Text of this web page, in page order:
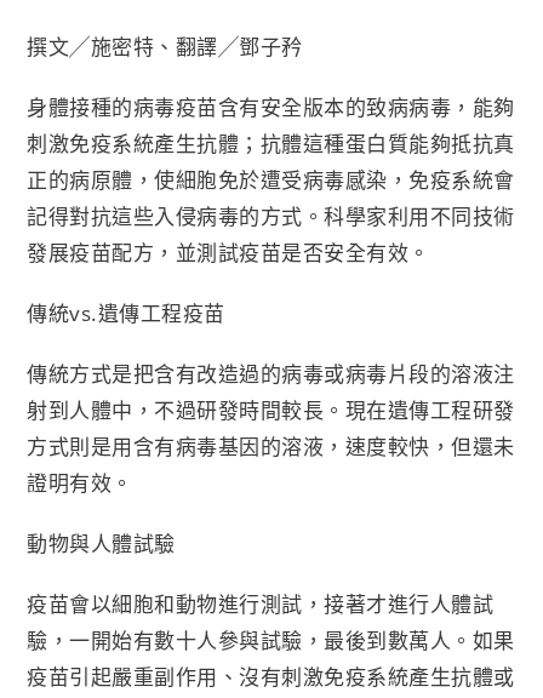
c
b
o
o
k
n
i
t
r
p
L
i
k
i
t
撰文╱施密特、翻譯╱鄧子矜
身體接種的病毒疫苗含有安全版本的致病病毒，能夠
刺激免疫系統產生抗體；抗體這種蛋白質能夠抵抗真
正的病原體，使細胞免於遭受病毒感染，免疫系統會
記得對抗這些入侵病毒的方式。科學家利用不同技術
發展疫苗配方，並測試疫苗是否安全有效。
傳統vs.遺傳工程疫苗
傳統方式是把含有改造過的病毒或病毒片段的溶液注
射到人體中，不過研發時間較長。現在遺傳工程研發
方式則是用含有病毒基因的溶液，速度較快，但還未
證明有效。
動物與人體試驗
疫苗會以細胞和動物進行測試，接著才進行人體試
驗，一開始有數十人參與試驗，最後到數萬人。如果
疫苗引起嚴重副作用、沒有刺激免疫系統產生抗體或